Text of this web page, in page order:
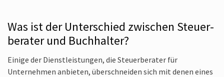
Was ist der Unter­schied zwischen Steuer­
berater und Buchhalter?
Einige der Dienst­leistungen, die Steuer­berater für
Unternehmen anbieten, über­schneiden sich mit denen eines